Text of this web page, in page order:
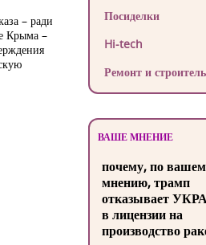
– ради
Крыма –
Посиделки
Hi-tech
Ремонт и
ВАШЕ МНЕНИЕ
почему, по
мнению, трамп
отказывает
в лицензии на
производство